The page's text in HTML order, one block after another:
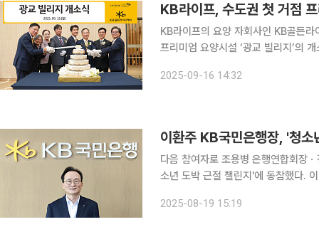
KB라이프, 수도권 첫 거점
KB라이프의 요양 자회사인 KB골든
프리미엄 요양시설 ‘광교 빌리지’의
미엄 요양시설이다. 이는 단순한 시설
2025-09-16 14:32
이환주 KB국민은행장, '청소
다음 참여자로 조용병 은행연합회장ㆍ정문철 KB라
소년 도박 근절 챌린지'에 동참했다. 이번 챌린지는 지난 3월 서울경찰청 주관으로 시작된 범사회적
2025-08-19 15:19